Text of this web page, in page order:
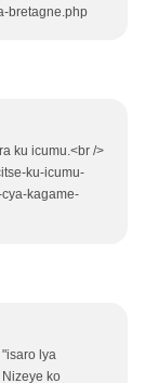
bretagne.php
ku icumu.<br />
ku-icumu-
kagame-
lya
ko